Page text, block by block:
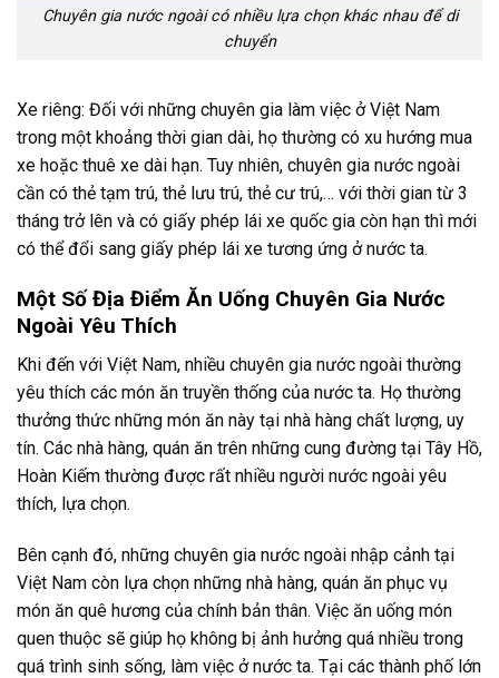
Chuyên gia nước ngoài có nhiều lựa chọn khác nhau để di
chuyển
Xe riêng: Đối với những chuyên gia làm việc ở Việt Nam
trong một khoảng thời gian dài, họ thường có xu hướng mua
xe hoặc thuê xe dài hạn. Tuy nhiên, chuyên gia nước ngoài
cần có thẻ tạm trú, thẻ lưu trú, thẻ cư trú,… với thời gian từ 3
tháng trở lên và có giấy phép lái xe quốc gia còn hạn thì mới
có thể đổi sang giấy phép lái xe tương ứng ở nước ta.
Một Số Địa Điểm Ăn Uống Chuyên Gia Nước
Ngoài Yêu Thích
Khi đến với Việt Nam, nhiều chuyên gia nước ngoài thường
yêu thích các món ăn truyền thống của nước ta. Họ thường
thưởng thức những món ăn này tại nhà hàng chất lượng, uy
tín. Các nhà hàng, quán ăn trên những cung đường tại Tây Hồ,
Hoàn Kiếm thường được rất nhiều người nước ngoài yêu
thích, lựa chọn.
Bên cạnh đó, những chuyên gia nước ngoài nhập cảnh tại
Việt Nam còn lựa chọn những nhà hàng, quán ăn phục vụ
món ăn quê hương của chính bản thân. Việc ăn uống món
quen thuộc sẽ giúp họ không bị ảnh hưởng quá nhiều trong
quá trình sinh sống, làm việc ở nước ta. Tại các thành phố lớn